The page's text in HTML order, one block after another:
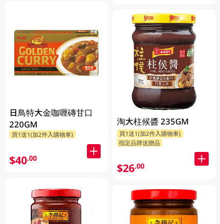
日鳥特大金咖喱磚甘口
220GM
買1送1(加2件入購物車)
$40.00
淘大柱候醬 235GM
買1送1(加2件入購物車)
指定品牌送贈品
$26.00